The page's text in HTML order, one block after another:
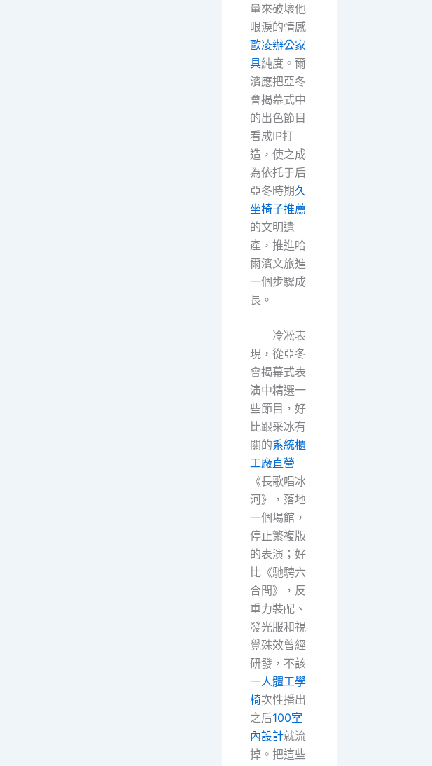
量來破壞他
眼淚的情感
歐凌辦公家
具純度。爾
濱應把亞冬
會揭幕式中
的出色節目
看成IP打
造，使之成
為依托于后
亞冬時期久
坐椅子推薦
的文明遺
產，推進哈
爾濱文旅進
一個步驟成
長。
冷凇表
現，從亞冬
會揭幕式表
演中精選一
些節目，好
比跟采冰有
關的系統櫃
工廠直營
《長歌唱冰
河》，落地
一個場館，
停止繁複版
的表演；好
比《馳騁六
合間》，反
重力裝配、
發光服和視
覺殊效曾經
研發，不該
一人體工學
椅次性播出
之后100室
內設計就流
掉。把這些